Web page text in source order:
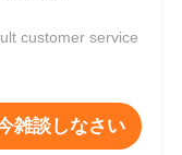
customer service
雑談しなさい